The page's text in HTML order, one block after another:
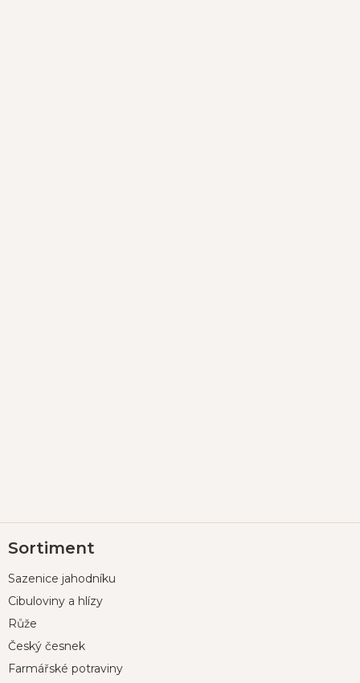
á
a
Sortiment
Sazenice jahodníku
Cibuloviny a hlízy
Růže
Český česnek
Farmářské potraviny